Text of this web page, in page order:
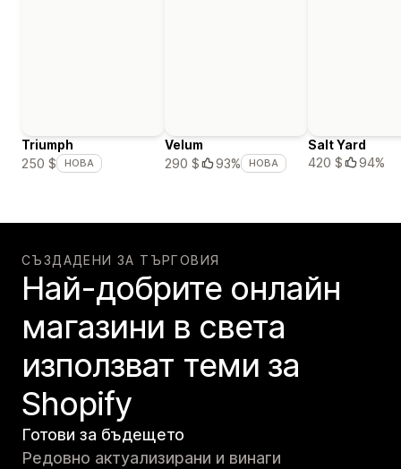
Triumph
250 $
НОВА
Velum
290 $
93% НОВА
Salt Yard
420 $
94%
СЪЗДАДЕНИ ЗА ТЪРГОВИЯ
Най-добрите онлайн
магазини в света
използват теми за
Shopify
Готови за бъдещето
Редовно актуализирани и винаги